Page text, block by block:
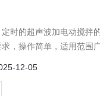
时的超声波加电动搅拌
，操作简单，适用范围
12-05